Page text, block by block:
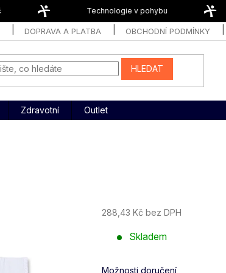
Technologie v pohybu
DOPRAVA A PLATBA OBCHODNÍ PODMÍNKY
HLEDAT
Zdravotní Outlet
288,43 Kč bez DPH
cena:
Skladem
Možnosti doručení